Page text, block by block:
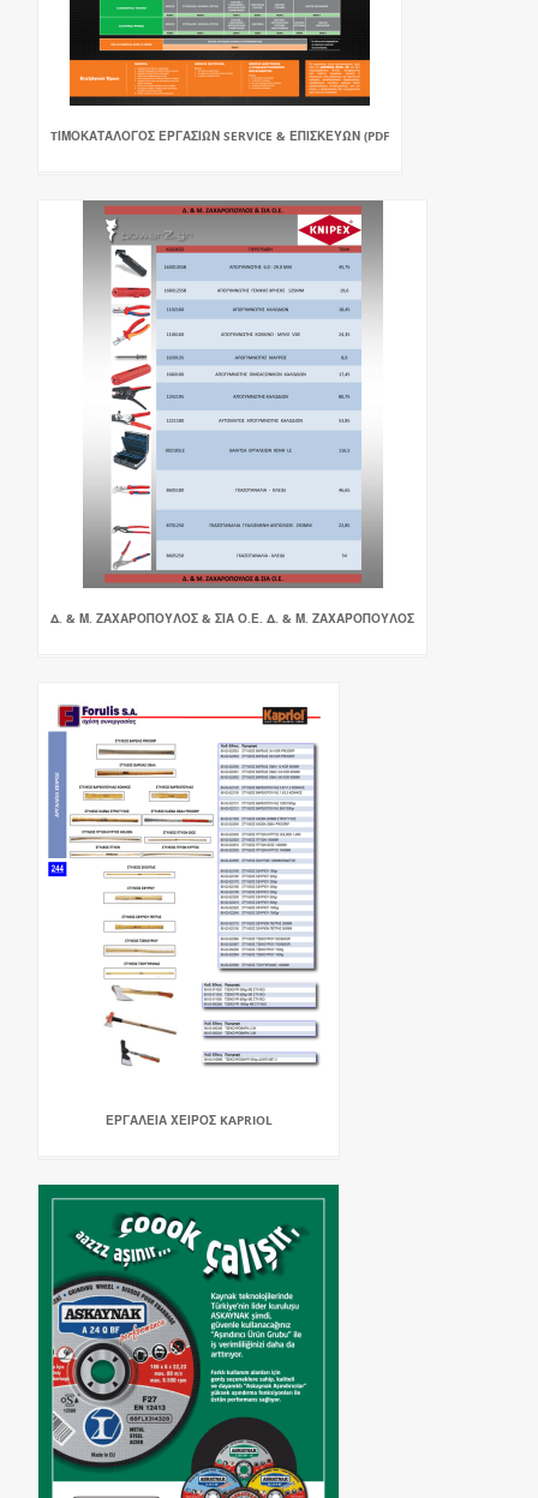
TΙΜΟΚΑΤΆΛΟΓΟΣ ΕΡΓΑΣΙΩΝ SERVICE & ΕΠΙΣΚΕΥΩΝ (PDF
Δ. & Μ. ΖΑΧΑΡΟΠΟΥΛΟΣ & ΣΙΑ Ο.Ε. Δ. & Μ. ΖΑΧΑΡΟΠΟΥΛΟΣ
ΕΡΓΑΛΕΙΑ ΧΕΙΡΟΣ KAPRIOL